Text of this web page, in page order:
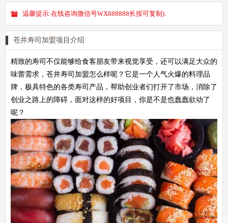
温馨提示:在线咨询微信号WX888888长按可复制).
苍井寿司加盟项目介绍
精致的寿司不仅能够给食客朋友带来视觉享受，还可以满足大众的
味蕾需求，苍井寿司加盟怎么样呢？它是一个人气火爆的料理品
牌，极具特色的各类寿司产品，帮助创业者们打开了市场，消除了
创业之路上的障碍，面对这样的好项目，你是不是也蠢蠢欲动了
呢？